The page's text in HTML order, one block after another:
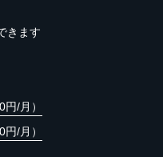
きます
/月）
/月）